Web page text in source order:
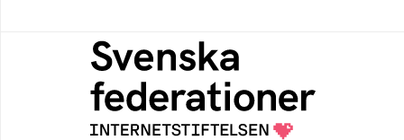
Svenska federationer
Grunden för medlemskap i en sektors- eller
kontextspecifik federation